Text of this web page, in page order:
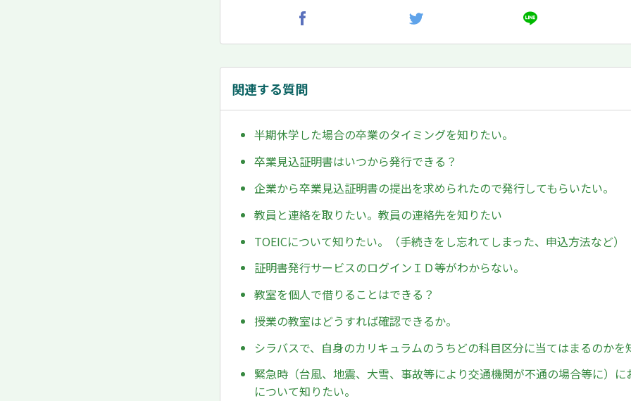
関連する質問
半期休学した場合の卒業のタイミングを知りたい。
卒業見込証明書はいつから発行できる？
企業から卒業見込証明書の提出を求められたので発行してもらいたい。
教員と連絡を取りたい。教員の連絡先を知りたい
TOEICについて知りたい。（手続きをし忘れてしまった、申込方法など）
証明書発行サービスのログインＩＤ等がわからない。
教室を個人で借りることはできる？
授業の教室はどうすれば確認できるか。
シラバスで、自身のカリキュラムのうちどの科目区分に当てはまるのかを
緊急時（台風、地震、大雪、事故等により交通機関が不通の場合等に）に
について知りたい。